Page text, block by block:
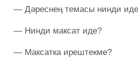
— Дәреснең темасы нинди
— Нинди максат иде?
— Максатка ирештекме?